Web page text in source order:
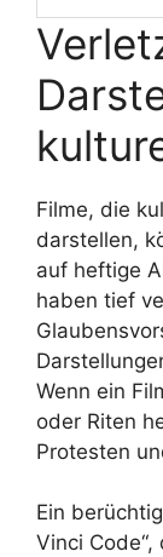
Filme, die
darstellen,
auf heftige
haben tief
Wenn ein
oder Riten
Protesten
Ein
Vinci